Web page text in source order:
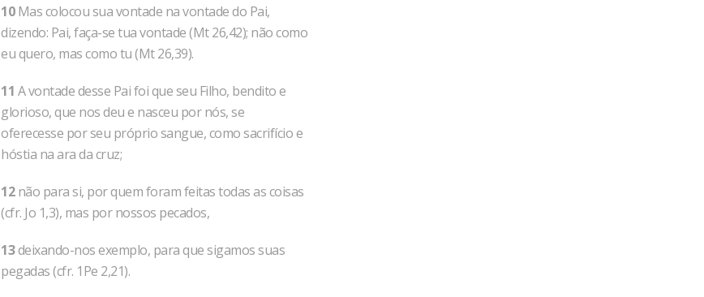
10Mas colocou sua vontade na vontade do Pai,
dizendo: Pai, faça-se tua vontade (Mt 26,42); não como
eu quero, mas como tu (Mt 26,39).
11 A vontade desse Pai foi que seu Filho, bendito e
glorioso, que nos deu e nasceu por nós, se
oferecesse por seu próprio sangue, como sacrifício e
hóstia na ara da cruz;
12não para si, por quem foram feitas todas as coisas
(cfr. Jo 1,3), mas por nossos pecados,
13deixando-nos exemplo, para que sigamos suas
pegadas (cfr. 1Pe 2,21).